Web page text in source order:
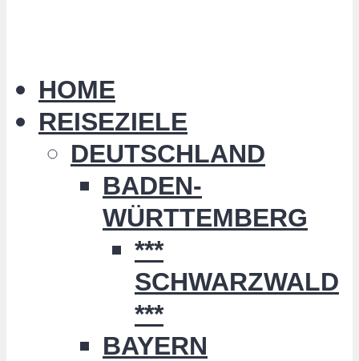
HOME
REISEZIELE
DEUTSCHLAND
BADEN-
WÜRTTEMBERG
***
SCHWARZWALD
***
BAYERN